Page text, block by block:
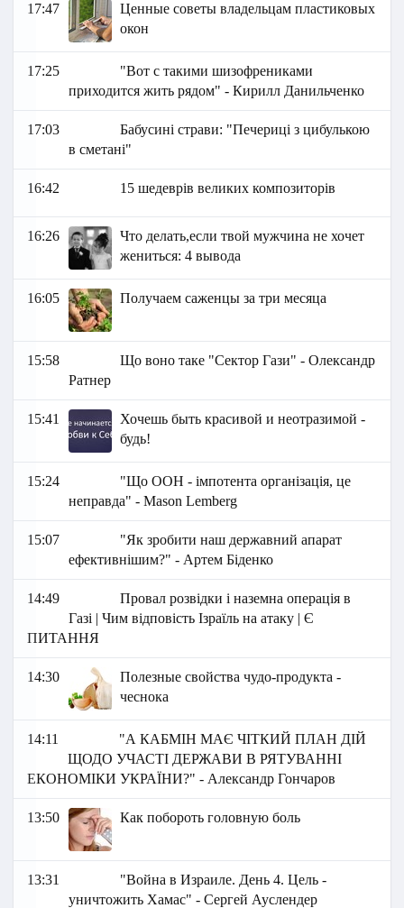
17:47
Ценные советы владельцам пластиковых
окон
17:25
"Вот с такими шизофрениками
приходится жить рядом" - Кирилл Данильченко
17:03
Бабусині страви: "Печериці з цибулькою
в сметані"
16:42 15 шедеврів великих композиторів
16:26
Что делать,если твой мужчина не хочет
жениться: 4 вывода
16:05 Получаем саженцы за три месяца
15:58
Що воно таке "Сектор Гази" - Олександр
Ратнер
15:41
Хочешь быть красивой и неотразимой -
будь!
15:24
"Що ООН - імпотента організація, це
неправда" - Mason Lemberg
15:07
"Як зробити наш державний апарат
ефективнішим?" - Артем Біденко
14:49
Провал розвідки і наземна операція в
Газі | Чим відповість Ізраїль на атаку | Є
ПИТАННЯ
14:30
Полезные свойства чудо-продукта -
чеснока
14:11
"А КАБМІН МАЄ ЧІТКИЙ ПЛАН ДІЙ
ЩОДО УЧАСТІ ДЕРЖАВИ В РЯТУВАННІ
ЕКОНОМІКИ УКРАЇНИ?" - Александр Гончаров
13:50 Как побороть головную боль
13:31
"Война в Израиле. День 4. Цель -
уничтожить Хамас" - Сергей Ауслендер